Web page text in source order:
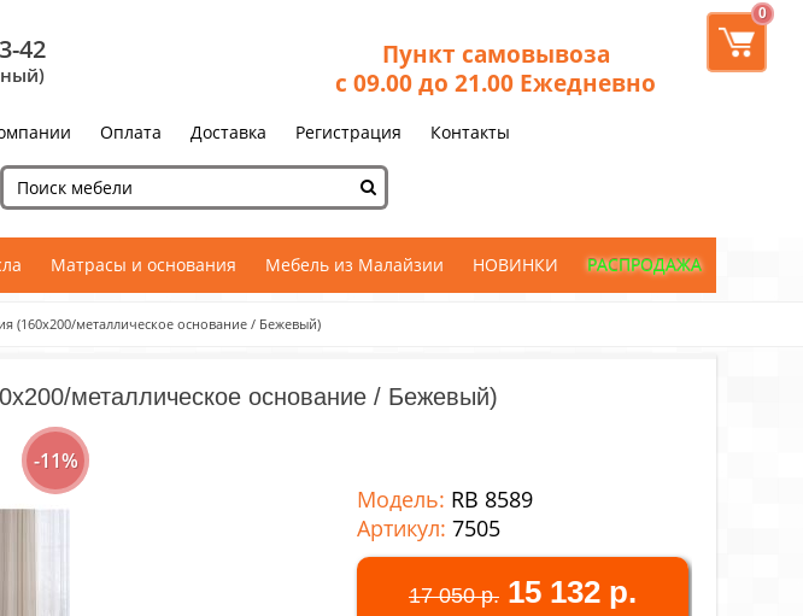
0
42
Пункт самовывоза
с 09.00 до 21.00 Ежедневно
Оплата Доставка Регистрация Контакты
Матрасы и основания Мебель из Малайзии НОВИНКИ РАСПРОДАЖА
(160х200/металлическое основание / Бежевый)
металлическое основание / Бежевый)
-11%
Модель: RB 8589
Артикул: 7505
17 050 р. 15 132 р.